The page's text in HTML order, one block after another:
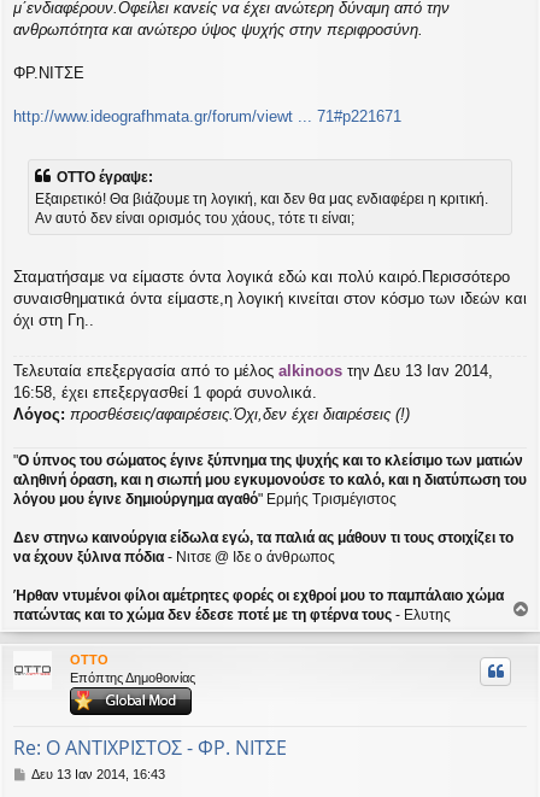
μ΄ενδιαφέρουν.Οφείλει κανείς να έχει ανώτερη δύναμη από την
ανθρωπότητα και ανώτερο ύψος ψυχής στην περιφροσύνη.
ΦΡ.ΝΙΤΣΕ
http://www.ideografhmata.gr/forum/viewt ... 71#p221671
OTTO έγραψε:
Εξαιρετικό! Θα βιάζουμε τη λογική, και δεν θα μας ενδιαφέρει η κριτική.
Αν αυτό δεν είναι ορισμός του χάους, τότε τι είναι;
Σταματήσαμε να είμαστε όντα λογικά εδώ και πολύ καιρό.Περισσότερο
συναισθηματικά όντα είμαστε,η λογική κινείται στον κόσμο των ιδεών και
όχι στη Γη..
Τελευταία επεξεργασία από το μέλος alkinoos την Δευ 13 Ιαν 2014,
16:58, έχει επεξεργασθεί 1 φορά συνολικά.
Λόγος: προσθέσεις/αφαιρέσεις.Όχι,δεν έχει διαιρέσεις (!)
"Ο ύπνος του σώματος έγινε ξύπνημα της ψυχής και το κλείσιμο των ματιών
αληθινή όραση, και η σιωπή μου εγκυμονούσε το καλό, και η διατύπωση του
λόγου μου έγινε δημιούργημα αγαθό" Ερμής Τρισμέγιστος
Δεν στηνω καινούργια είδωλα εγώ, τα παλιά ας μάθουν τι τους στοιχίζει το
να έχουν ξύλινα πόδια - Νιτσε @ Ιδε ο άνθρωπος
Ήρθαν ντυμένοι φίλοι αμέτρητες φορές οι εχθροί μου το παμπάλαιο χώμα
πατώντας και το χώμα δεν έδεσε ποτέ με τη φτέρνα τους - Ελυτης
ο
ρ
OTTO
Επόπτης Δημοθοινίας
Re: Ο ΑΝΤΙΧΡΙΣΤΟΣ - ΦΡ. ΝΙΤΣΕ
Δ
Δευ 13 Ιαν 2014, 16:43